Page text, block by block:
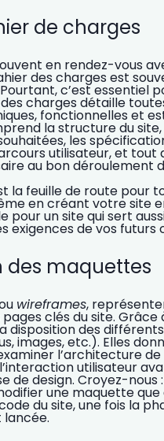
de charges
en rendez-vous
des charges est
c’est essentiel
des charges détaille
fonctionnelles et
la structure du site,
les
utilisateur, et tout
au bon déroulement
la feuille de route pour
en créant votre site
pour un site qui sert
exigences de vos futurs
des maquettes
wireframes,
clés du site. Grâce
disposition des
images, etc.). Elles
l’architecture de
utilisateur
de design. Croyez-nous
une maquette que
du site, une fois la